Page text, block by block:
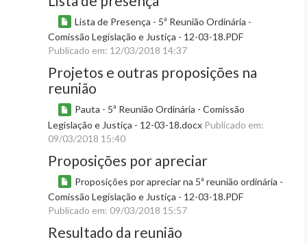
Lista de Presença - 5ª Reunião Ordinária -
Comissão Legislação e Justiça - 12-03-18.PDF
Publicado em: 12/03/2018 14:37
Projetos e outras proposições na
reunião
Pauta - 5ª Reunião Ordinária - Comissão
Legislação e Justiça - 12-03-18.docx Publicado em:
09/03/2018 15:40
Proposições por apreciar
Proposições por apreciar na 5ª reunião ordinária -
Comissão Legislação e Justiça - 12-03-18.PDF
Publicado em: 09/03/2018 15:57
Resultado da reunião